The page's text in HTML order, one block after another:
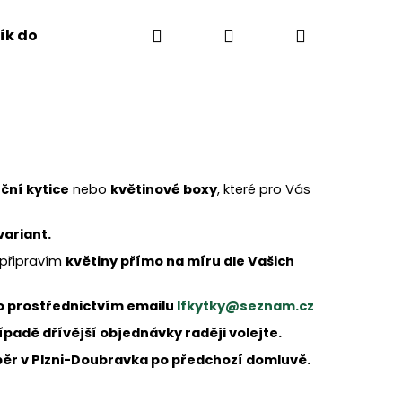
dopravy Kontakty Květinový servis
Hledat PřihlášeníNákupní
kytice nebo květinové boxy, které pro Vás
květiny přímo na míru dle Vašich
prostřednictvím emailu lfkytky@seznam.cz
dřívější objednávky raději volejte.
v Plzni-Doubravka po předchozí domluvě.